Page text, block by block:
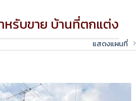
รับขาย บ้านที่ตกแต่ง
แสดงแผนที่